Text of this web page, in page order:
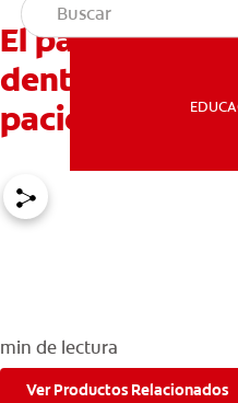
El papel clave
dentistas en el
pacientes con
min de lectura
Ver Productos Relacionados